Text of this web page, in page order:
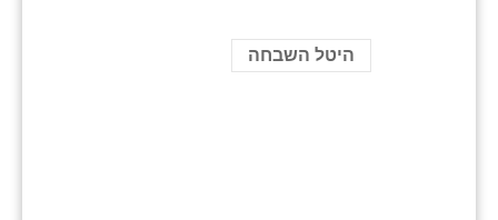
היטל השבחה